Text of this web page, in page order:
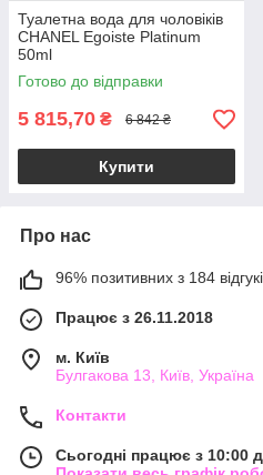
Туалетна вода для чоловіків
CHANEL Egoiste Platinum
50ml
Готово до відправки
5 815,70 ₴ 6 842 ₴
Купити
Про нас
96% позитивних з 184
Працює з 26.11.2018
м. Київ
Булгакова 13, Київ, Україна
Контакти
Сьогодні працює з 10:00